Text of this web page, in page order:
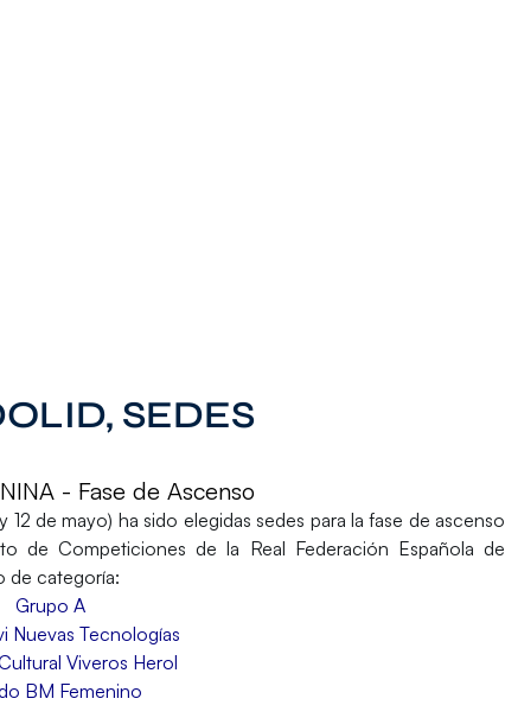
SEDES
- Fase de Ascenso
y 12 de mayo) ha sido elegidas sedes para lafase de ascenso
de Competiciones de la Real Federación Española de
de categoría:
Grupo A
Nuevas Tecnologías
Viveros Herol
BM Femenino